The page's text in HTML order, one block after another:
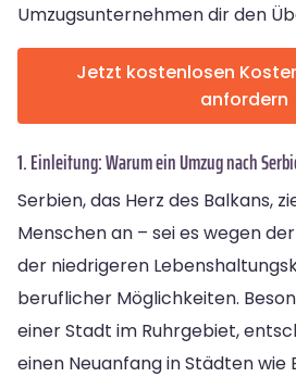
Umzugsunternehmen dir den
Jetzt kostenlosen
anfordern
1. Einleitung: Warum ein Umzug nach
Serbien, das Herz des Balkans,
Menschen an – sei es wegen
der niedrigeren
beruflicher Möglichkeiten.
einer Stadt im Ruhrgebiet,
einen Neuanfang in Städten wie